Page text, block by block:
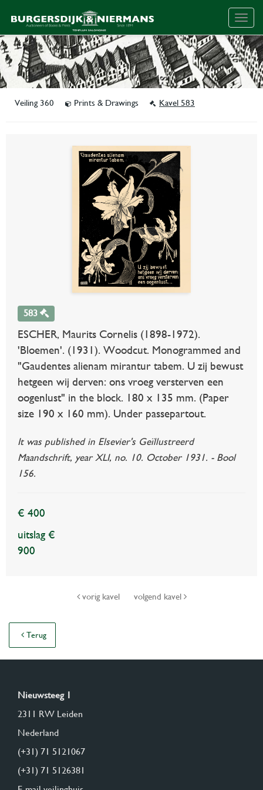
Veiling 360 Prints & Drawings Kavel 583
583
ESCHER, Maurits Cornelis (1898-1972).
'Bloemen'. (1931). Woodcut. Monogrammed and
"Gaudentes alienam mirantur tabem. U zij bewust
hetgeen wij derven: ons vroeg versterven een
oogenlust" in the block. 180 x 135 mm. (Paper
size 190 x 160 mm). Under passepartout.
It was published in Elsevier's Geïllustreerd
Maandschrift, year XLI, no. 10. October 1931. - Bool
156.
€ 400
uitslag €
900
vorig kavel volgend kavel
Terug
Nieuwsteeg 1
2311 RW Leiden
Nederland
(+31) 71 5121067
(+31) 71 5126381